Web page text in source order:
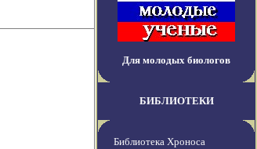
Для молодых биологов
БИБЛИОТЕКИ
Библиотека Хроноса